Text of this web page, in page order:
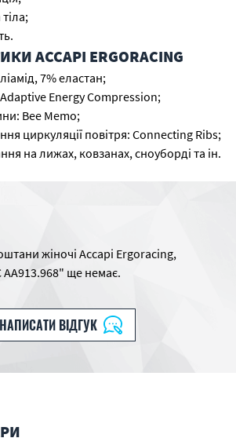
ACCAPI ERGORACING
7% еластан;
Energy Compression;
Bee Memo;
циркуляції повітря: Connecting Ribs;
на лижах, ковзанах, сноуборді та ін.
жіночі Accapi Ergoracing,
АA913.968" ще немає.
НАПИСАТИ ВІДГУК